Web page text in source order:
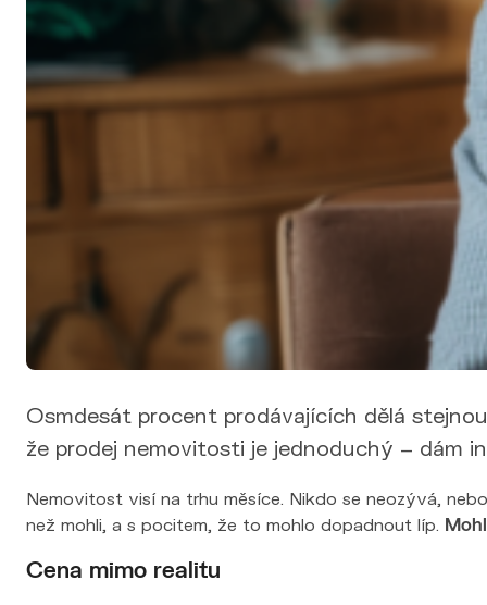
Výkup nemovitosti
Financování
Nemovitosti
Nabídka nemovitostí
Pro developery
Kontakt
že prodej nemovitosti je jednoduchý – dám
než mohli, a s pocitem, že to mohlo dopadnout líp.
Cena mimo realitu